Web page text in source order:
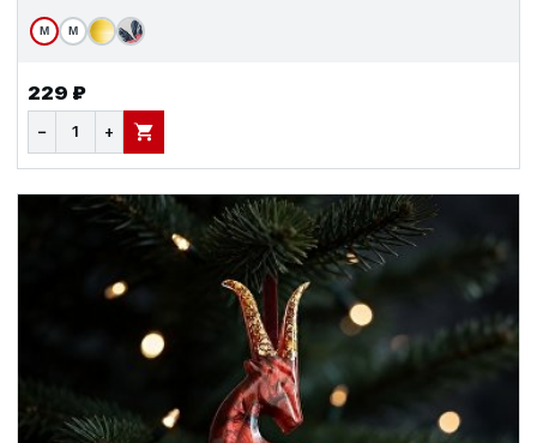
М М
229 ₽
− + В КОРЗИНУ